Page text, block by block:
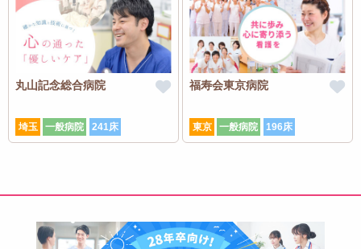
丸山記念総合病院
埼玉 一般病院 241床
福寿会東京病院
東京 一般病院 196床